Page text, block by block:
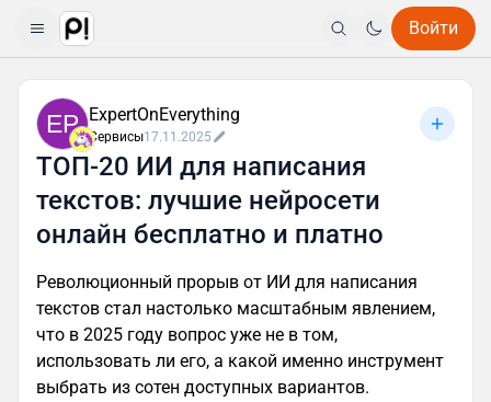
Войти
EP ExpertOnEverything
Сервисы17.11.2025
ТОП-20 ИИ для написания
текстов: лучшие нейросети
онлайн бесплатно и платно
Революционный прорыв от ИИ для написания
текстов стал настолько масштабным явлением,
что в 2025 году вопрос уже не в том,
использовать ли его, а какой именно инструмент
выбрать из сотен доступных вариантов.